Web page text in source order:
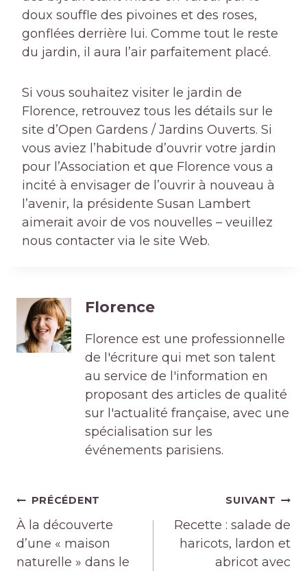
doux souffle des pivoines et des roses,
gonflées derrière lui. Comme tout le reste
du jardin, il aura l’air parfaitement placé.
Si vous souhaitez visiter le jardin de
Florence, retrouvez tous les détails sur le
site d’Open Gardens / Jardins Ouverts. Si
vous aviez l’habitude d’ouvrir votre jardin
pour l’Association et que Florence vous a
incité à envisager de l’ouvrir à nouveau à
l’avenir, la présidente Susan Lambert
aimerait avoir de vos nouvelles – veuillez
nous contacter via le site Web.
Florence
Florence est une professionnelle
de l'écriture qui met son talent
au service de l'information en
proposant des articles de qualité
sur l'actualité française, avec une
spécialisation sur les
événements parisiens.
Navigation
de
l’article
PRÉCÉDENT
À la découverte
d’une « maison
naturelle » dans le
SUIVANT
Recette : salade de
haricots, lardon et
abricot avec